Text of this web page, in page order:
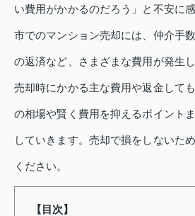
い費用がかかるのだろう」と不安に
市でのマンション売却には、仲介手
の返済など、さまざまな費用が発生
売却時にかかる主な費用や返金して
の相場や賢く費用を抑えるポイント
していきます。売却で損をしないた
ください。
【目次】